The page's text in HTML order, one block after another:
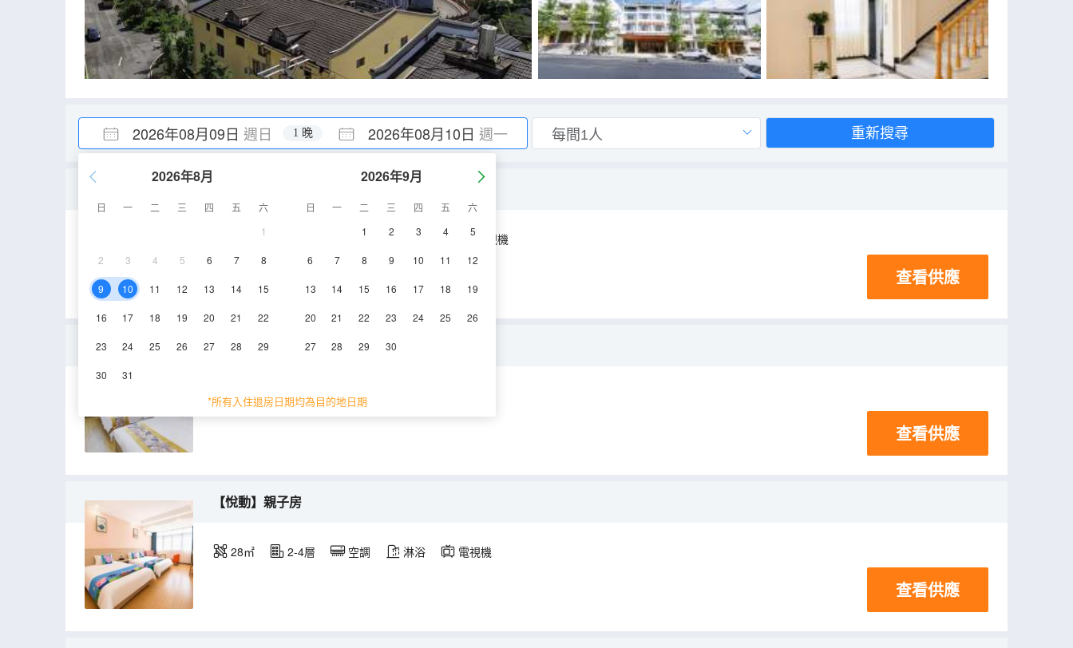
2026年08月09日 週日 2026年08月10日 週一
1 晚
2026年8月
日 一 二 三 四 五
六
1
2 3 4 5 6 7 8
9 10 11 12 13 14 15
16 17 18 19 20 21 22
23 24 25 26 27 28 29
30 31
2026年9月
日 一 二 三 四 五
六
1
2 3 4 5
6 7 8 9 10 11 12
13 14 15 16 17 18 19
20 21 22 23 24 25 26
27 28 29 30
*所有入住退房日期均為目的地日期
重新搜尋
25-28㎡ 空調 淋浴 電視機
查看供應
【心悅】精緻豪華房
25-28㎡
查看供應
【悅動】親子房
28㎡ 2-4層 空調 淋浴 電視機
查看供應